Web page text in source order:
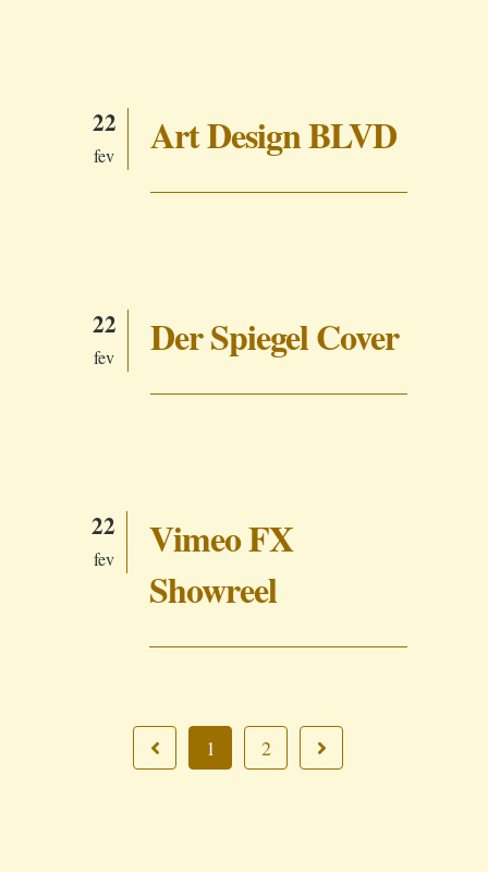
22
fev Art Design BLVD
22
fev Der Spiegel Cover
22
fev
Vimeo FX
Showreel
1 2